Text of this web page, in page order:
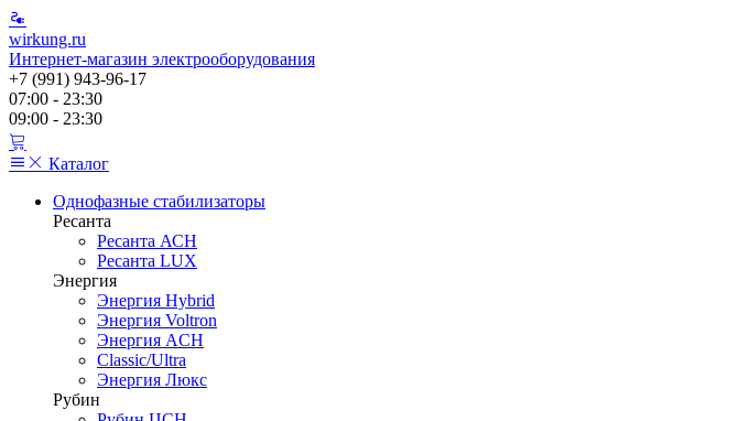
wirkung.ru
Интернет-магазин электрооборудования
+7 (991) 943-96-17
07:00 - 23:30
09:00 - 23:30
Каталог
Однофазные стабилизаторы
Ресанта
Ресанта АСН
Ресанта LUX
Энергия
Энергия Hybrid
Энергия Voltron
Энергия ACH
Classic/Ultra
Энергия Люкс
Рубин